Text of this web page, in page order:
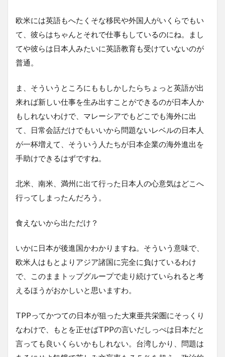
欧米には英語もへたくそな移民や外国人がいくらでもい
て、彼らはちゃんとそれで仕事もしているのにね。まし
てや彼らは日本人みたいに英語教育も受けていないのが
普通。
ま、そういうところにももしかしたらちょっと英語が出
来れば新しい仕事を生み出すことができるのが日本人か
もしれないわけで、マレーシアでもどこでも海外に出
て、日常会話だけでもいいから問題ないレベルの日本人
が一杯増えて、そういう人たちが日本企業の海外進出を
手助けできるはずですね。
北米、南米、満州に出て行った日本人の心意気はどこへ
行ってしまったんだろう。
食えないから出ただけ？
いかに日本が後進国かわかりますね。そういう意味で、
欧米人はもとよりアジア諸国に完全に負けているわけ
で、このままトップグループで走り続けていられると考
えるほうがおかしいと思いますわ。
TPPってかつての日本が狙った大東亜共栄圏にそっくり
なわけで、もとを正せばTPPの言いだしっぺは日本だと
言っても良いくらいかもしれない。台湾しかり、問題は